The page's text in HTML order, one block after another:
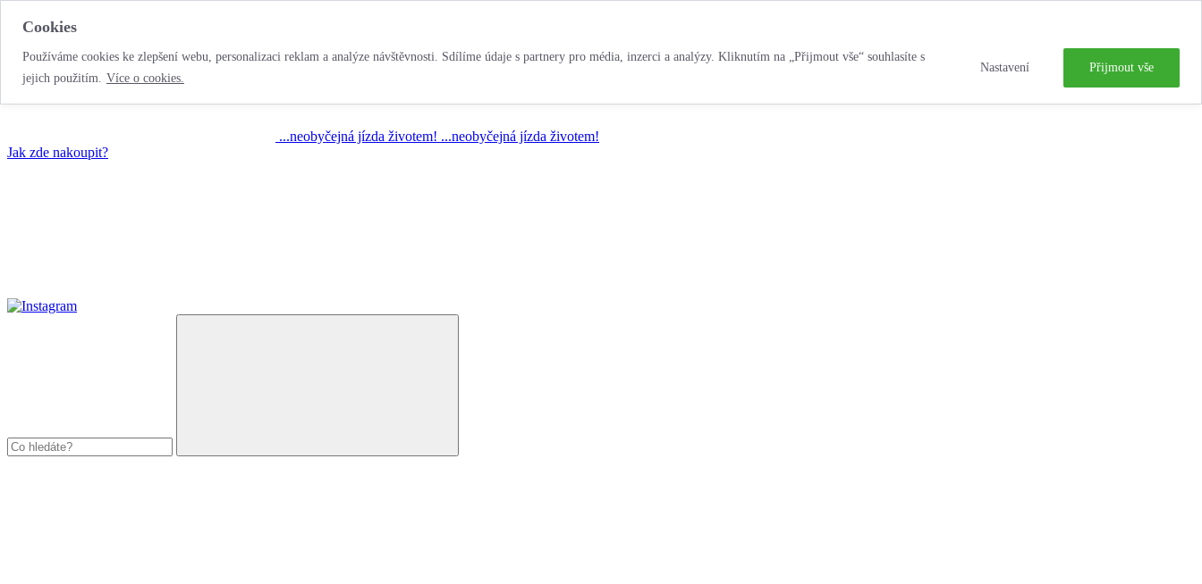
Cookies
Používáme cookies ke zlepšení webu, personalizaci reklam a analýze návštěvnosti. Sdílíme údaje s partnery pro média, inzerci a analýzy. Kliknutím na „Přijmout vše“ souhlasíte s
jejich použitím. Více o cookies.
Nastavení Přijmout vše
...neobyčejná jízda životem! ...neobyčejná jízda životem!
Jak zde nakoupit?